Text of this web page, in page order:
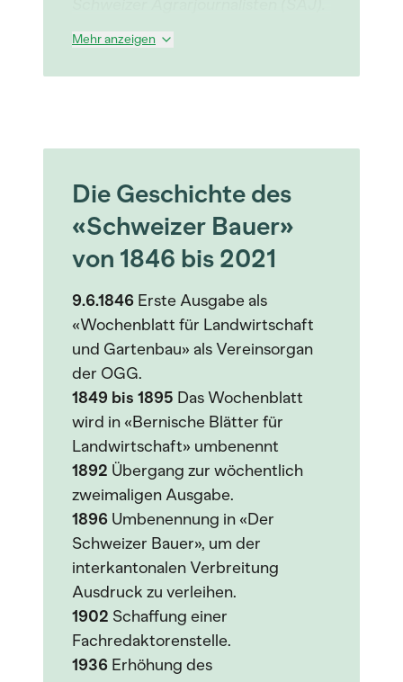
Mehr anzeigen
Die Geschichte des
«Schweizer Bauer»
von 1846 bis 2021
9.6.1846 Erste Ausgabe als
«Wochenblatt für Landwirtschaft
und Gartenbau» als Vereinsorgan
der OGG.
1849 bis 1895 Das Wochenblatt
wird in «Bernische Blätter für
Landwirtschaft» umbenennt
1892 Übergang zur wöchentlich
zweimaligen Ausgabe.
1896 Umbenennung in «Der
Schweizer Bauer», um der
interkantonalen Verbreitung
Ausdruck zu verleihen.
1902 Schaffung einer
Fachredaktorenstelle.
1936 Erhöhung des